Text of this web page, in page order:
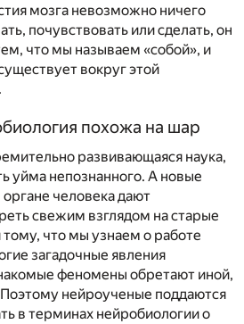
мозга невозможно ничего
почувствовать или сделать, он
что мы называем «собой», и
вокруг этой
похожа на шар
развивающаяся наука,
уйма непознанного. А новые
человека дают
свежим взглядом на старые
что мы узнаем о работе
загадочные явления
феномены обретают иной,
нейроученые поддаются
в терминах нейробиологии о